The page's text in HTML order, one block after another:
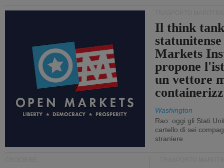
Il think
Markets
propone
un vettore
Washington
Rao: oggi gli Stati
cartello di sei
straniere